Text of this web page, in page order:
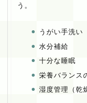
う。
うがい手洗い
水分補給
十分な睡眠
栄養バランス
湿度管理（乾